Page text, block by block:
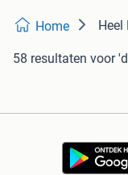
Home
58 resultaten voor